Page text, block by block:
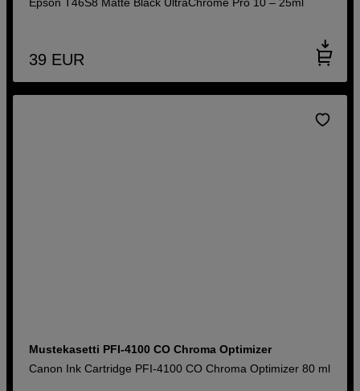
39 EUR
Mustekasetti PFI-4100 CO Chroma Optimizer
Canon Ink Cartridge PFI-4100 CO Chroma Optimizer 80 ml